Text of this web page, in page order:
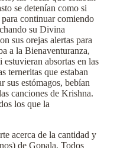
se detenían como si
para continuar comiendo
su Divina
sus orejas alertas para
a la Bienaventuranza,
estuvieran absortas en las
terneritas que estaban
sus estómagos, bebían
canciones de Krishna.
los que la
acerca de la cantidad y
de Gopala. Todos